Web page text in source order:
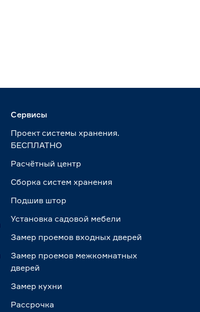
Сервисы
Проект системы хранения.
БЕСПЛАТНО
Расчётный центр
Сборка систем хранения
Подшив штор
Установка садовой мебели
Замер проемов входных дверей
Замер проемов межкомнатных
дверей
Замер кухни
Рассрочка